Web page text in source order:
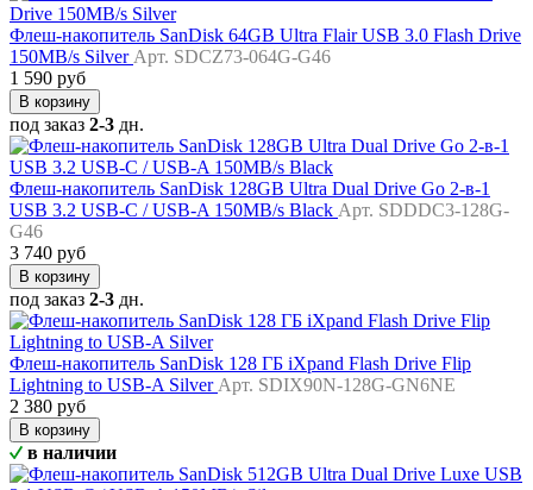
Флеш-накопитель SanDisk 64GB Ultra Flair USB 3.0 Flash Drive
150MB/s Silver Арт. SDCZ73-064G-G46
1 590 руб
В корзину
под заказ 2-3 дн.
Флеш-накопитель SanDisk 128GB Ultra Dual Drive Go 2-в-1
USB 3.2 USB-C / USB-A 150MB/s Black Арт. SDDDC3-128G-
G46
3 740 руб
В корзину
под заказ 2-3 дн.
Флеш-накопитель SanDisk 128 ГБ iXpand Flash Drive Flip
Lightning to USB-A Silver Арт. SDIX90N-128G-GN6NE
2 380 руб
В корзину
в наличии